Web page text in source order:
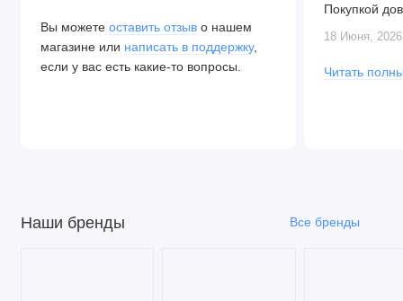
Вы можете оставить отзыв о нашем
магазине или написать в поддержку,
если у вас есть какие-то вопросы.
Покупкой
18 Июня, 2026
Читать
Наши бренды Все бренды